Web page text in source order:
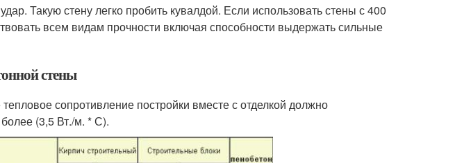
Такую стену легко пробить кувалдой. Если использовать стены с 400
всем видам прочности включая способности выдержать сильные
стены
сопротивление постройки вместе с отделкой должно
(3,5 Вт./м. * С).